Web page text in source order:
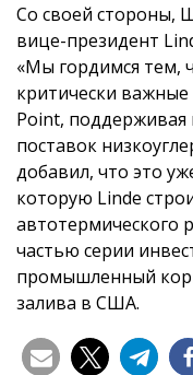
Со своей стороны,
вице-президент
«Мы гордимся тем,
критически
Point,
поставок
добавил, что это
которую Linde
автотермического
частью серии
промышленный
залива в США.